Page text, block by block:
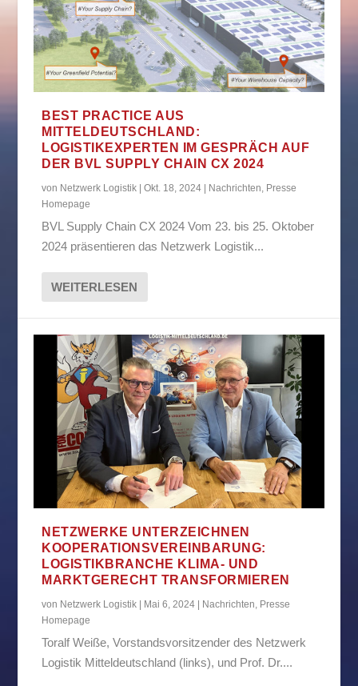
BEST PRACTICE AUS
MITTELDEUTSCHLAND:
LOGISTIKEXPERTEN IM GESPRÄCH AUF
DER BVL SUPPLY CHAIN CX 2024
von Netzwerk Logistik |Okt. 18, 2024 | Nachrichten Presse
Homepage
BVL Supply Chain CX 2024 Vom 23. bis 25. Oktober
2024 präsentieren das Netzwerk Logistik...
WEITERLESEN
NETZWERKE UNTERZEICHNEN
KOOPERATIONSVEREINBARUNG:
LOGISTIKBRANCHE KLIMA- UND
MARKTGERECHT TRANSFORMIEREN
von Netzwerk Logistik Mai 6, 2024 Nachrichten, Presse
Homepage
Toralf Weiße, Vorstandsvorsitzender des Netzwerk
Logistik Mitteldeutschland (links), und Prof. Dr....